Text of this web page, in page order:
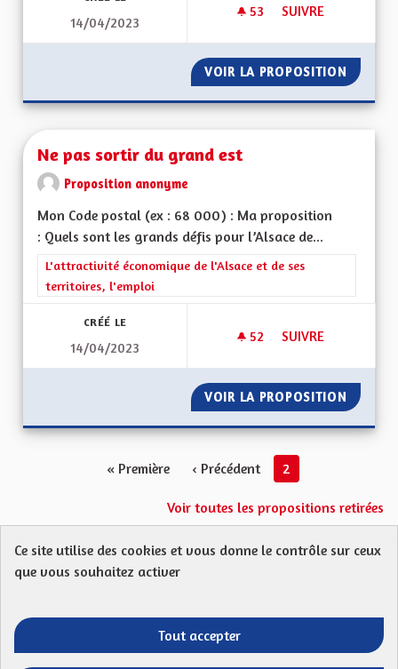
14/04/2023
53 53 ABONNÉS
SUIVRE
VOIR LA PROPOSITION
Ne pas sortir du grand est
Proposition anonyme
Mon Code postal (ex : 68 000) : Ma proposition
: Quels sont les grands défis pour l’Alsace de...
Filtrer les résultats de la catégorie : L'attractivité
L'attractivité économique de l'Alsace et de ses
territoires, l'emploi
CRÉÉ LE
14/04/2023
52 52 ABONNÉS
SUIVRE
VOIR LA PROPOSITION NE
« Première ‹ Précédent 2
Voir toutes les propositions retirées
Protection des Données
Télécharger les fichiers Open Data
Entre vos mains - Collectivité
Entre vos mains - Collectivité
Entre vos mains - Collectivité
Entre vos mains -
Ce site utilise des cookies et vous donne le contrôle sur ceux
que vous souhaitez activer
Tout accepter